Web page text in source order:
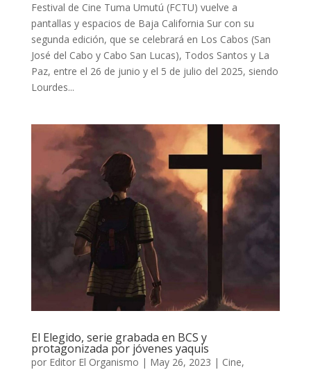
Festival de Cine Tuma Umutú (FCTU) vuelve a
pantallas y espacios de Baja California Sur con su
segunda edición, que se celebrará en Los Cabos (San
José del Cabo y Cabo San Lucas), Todos Santos y La
Paz, entre el 26 de junio y el 5 de julio del 2025, siendo
Lourdes...
El Elegido, serie grabada en BCS y
protagonizada por jóvenes yaquis
por Editor El Organismo | May 26, 2023 | Cine,